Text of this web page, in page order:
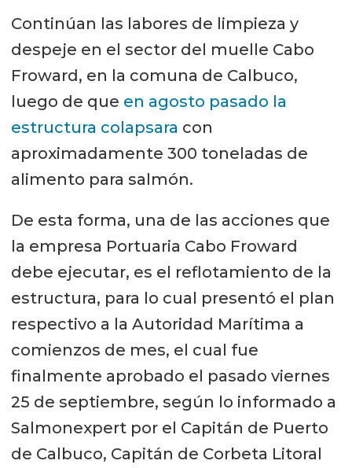
Continúan las labores de limpieza y
despeje en el sector del muelle Cabo
Froward, en la comuna de Calbuco,
luego de que en agosto pasado la
estructura colapsara con
aproximadamente 300 toneladas de
alimento para salmón.
De esta forma, una de las acciones que
la empresa Portuaria Cabo Froward
debe ejecutar, es el reflotamiento de la
estructura, para lo cual presentó el plan
respectivo a la Autoridad Marítima a
comienzos de mes, el cual fue
finalmente aprobado el pasado viernes
25 de septiembre, según lo informado a
Salmonexpert por el Capitán de Puerto
de Calbuco, Capitán de Corbeta Litoral